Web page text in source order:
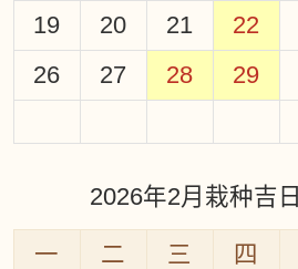
19
20 21 22
26
27 28 29
2026年2月栽种吉日
一 二 三 四